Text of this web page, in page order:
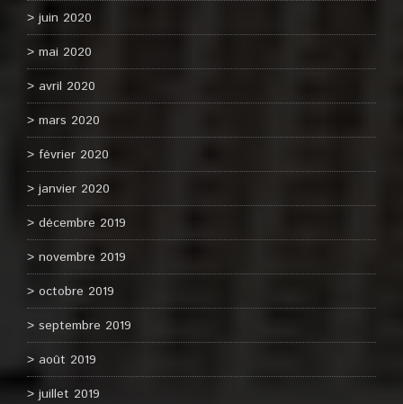
juin 2020
mai 2020
avril 2020
mars 2020
février 2020
janvier 2020
décembre 2019
novembre 2019
octobre 2019
septembre 2019
août 2019
juillet 2019